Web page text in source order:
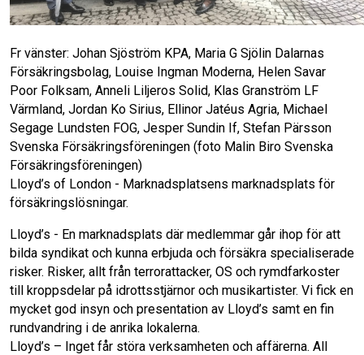
Fr vänster: Johan Sjöström KPA, Maria G Sjölin Dalarnas
Försäkringsbolag, Louise Ingman Moderna, Helen Savar
Poor Folksam, Anneli Liljeros Solid, Klas Granström LF
Värmland, Jordan Ko Sirius, Ellinor Jatéus Agria, Michael
Segage Lundsten FOG, Jesper Sundin If, Stefan Pärsson
Svenska Försäkringsföreningen (foto Malin Biro Svenska
Försäkringsföreningen)
Lloyd’s of London - Marknadsplatsens marknadsplats för
försäkringslösningar.
Lloyd’s - En marknadsplats där medlemmar går ihop för att
bilda syndikat och kunna erbjuda och försäkra specialiserade
risker. Risker, allt från terrorattacker, OS och rymdfarkoster
till kroppsdelar på idrottsstjärnor och musikartister. Vi fick en
mycket god insyn och presentation av Lloyd’s samt en fin
rundvandring i de anrika lokalerna.
Lloyd’s – Inget får störa verksamheten och affärerna. All